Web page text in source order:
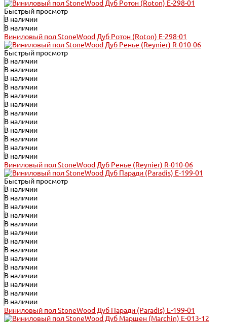
Быстрый просмотр
В наличии
В наличии
Виниловый пол StoneWood Дуб Ротон (Roton) E-298-01
Быстрый просмотр
В наличии
В наличии
В наличии
В наличии
В наличии
В наличии
В наличии
В наличии
В наличии
В наличии
В наличии
В наличии
Виниловый пол StoneWood Дуб Ренье (Reynier) R-010-06
Быстрый просмотр
В наличии
В наличии
В наличии
В наличии
В наличии
В наличии
В наличии
В наличии
В наличии
В наличии
В наличии
В наличии
В наличии
В наличии
Виниловый пол StoneWood Дуб Паради (Paradis) E-199-01